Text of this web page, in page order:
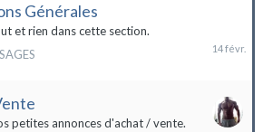
Générales
et rien dans cette section.
petites annonces d'achat / vente.